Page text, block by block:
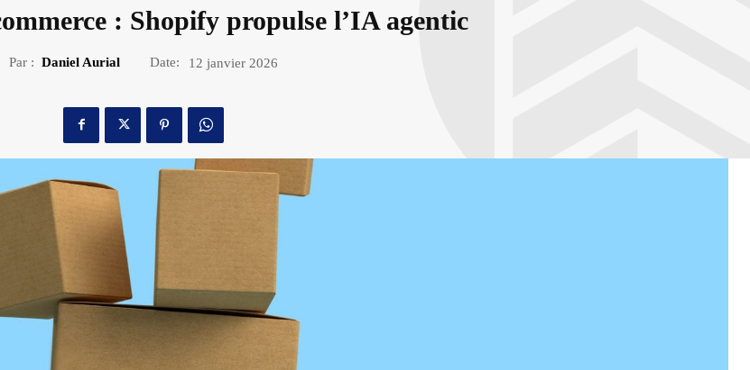
: Shopify propulse l’IA agentic
Par : Daniel Aurial Date: 12 janvier 2026